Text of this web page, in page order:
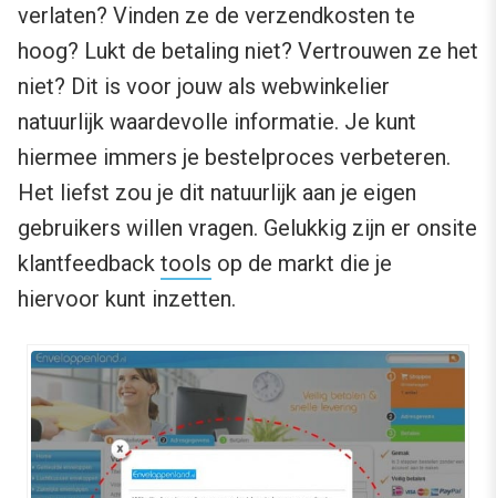
verlaten? Vinden ze de verzendkosten te
hoog? Lukt de betaling niet? Vertrouwen ze het
niet? Dit is voor jouw als webwinkelier
natuurlijk waardevolle informatie. Je kunt
hiermee immers je bestelproces verbeteren.
Het liefst zou je dit natuurlijk aan je eigen
gebruikers willen vragen. Gelukkig zijn er onsite
klantfeedback tools op de markt die je
hiervoor kunt inzetten.